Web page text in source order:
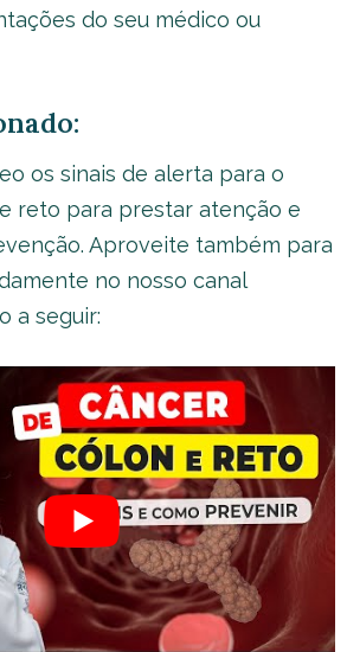
do seu médico ou
os sinais de alerta para o
reto para prestar atenção e
Aproveite também para
no nosso canal
a seguir: